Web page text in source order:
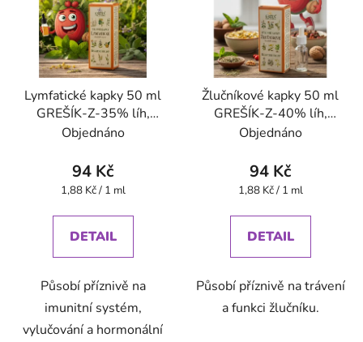
Lymfatické kapky 50 ml
GREŠÍK-Z-35% líh,
Devatero bylin kapky
Objednáno
94 Kč
Měrná
1,88 Kč / 1 ml
DETAIL
Působí příznivě na
imunitní systém,
vylučování a hormonální
Žlučníkové kapky 50 ml
GREŠÍK-Z-40% líh,
Devatero bylin kapky
Objednáno
94 Kč
Měrná
1,88 Kč / 1 ml
DETAIL
Působí příznivě na trávení
a funkci žlučníku.